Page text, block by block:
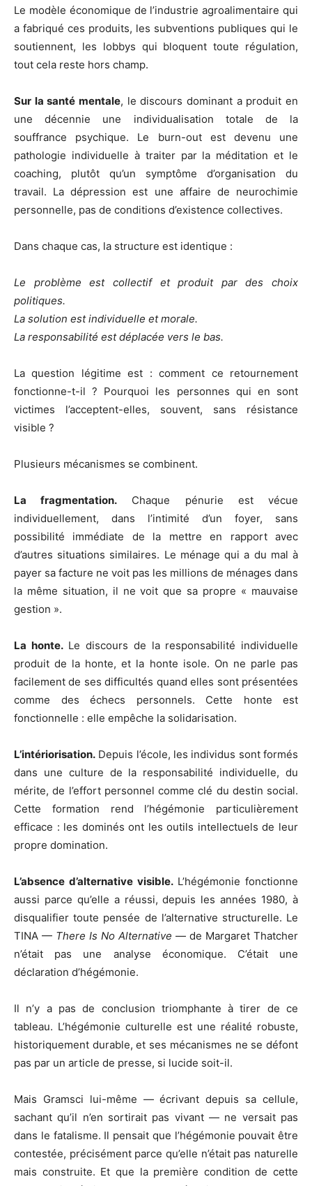
Le modèle économique de l’industrie agroalimentaire qui
a fabriqué ces produits, les subventions publiques qui le
soutiennent, les lobbys qui bloquent toute régulation,
tout cela reste hors champ.
Sur la santé mentale, le discours dominant a produit en
une décennie une individualisation totale de la
souffrance psychique. Le burn-out est devenu une
pathologie individuelle à traiter par la méditation et le
coaching, plutôt qu’un symptôme d’organisation du
travail. La dépression est une affaire de neurochimie
personnelle, pas de conditions d’existence collectives.
Dans chaque cas, la structure est identique :
Le problème est collectif et produit par des choix
politiques.
La solution est individuelle et morale.
La responsabilité est déplacée vers le bas.
La question légitime est : comment ce retournement
fonctionne-t-il ? Pourquoi les personnes qui en sont
victimes l’acceptent-elles, souvent, sans résistance
visible ?
Plusieurs mécanismes se combinent.
La fragmentation. Chaque pénurie est vécue
individuellement, dans l’intimité d’un foyer, sans
possibilité immédiate de la mettre en rapport avec
d’autres situations similaires. Le ménage qui a du mal à
payer sa facture ne voit pas les millions de ménages dans
la même situation, il ne voit que sa propre « mauvaise
gestion ».
La honte.Le discours de la responsabilité individuelle
produit de la honte, et la honte isole. On ne parle pas
facilement de ses difficultés quand elles sont présentées
comme des échecs personnels. Cette honte est
fonctionnelle : elle empêche la solidarisation.
L’intériorisation. Depuis l’école, les individus sont formés
dans une culture de la responsabilité individuelle, du
mérite, de l’effort personnel comme clé du destin social.
Cette formation rend l’hégémonie particulièrement
efficace : les dominés ont les outils intellectuels de leur
propre domination.
L’absence d’alternative visible.L’hégémonie fonctionne
aussi parce qu’elle a réussi, depuis les années 1980, à
disqualifier toute pensée de l’alternative structurelle. Le
TINA — There Is No Alternative — de Margaret Thatcher
n’était pas une analyse économique. C’était une
déclaration d’hégémonie.
Il n’y a pas de conclusion triomphante à tirer de ce
tableau. L’hégémonie culturelle est une réalité robuste,
historiquement durable, et ses mécanismes ne se défont
pas par un article de presse, si lucide soit-il.
Mais Gramsci lui-même — écrivant depuis sa cellule,
sachant qu’il n’en sortirait pas vivant — ne versait pas
dans le fatalisme. Il pensait que l’hégémonie pouvait être
contestée, précisément parce qu’elle n’était pas naturelle
mais construite. Et que la première condition de cette